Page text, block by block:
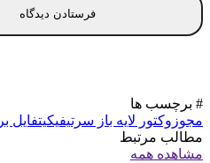
# برچسب ها
مجوز وکتور لایه باز سرتیفیکیتفایل
مطالب مرتبط
مشاهده همه